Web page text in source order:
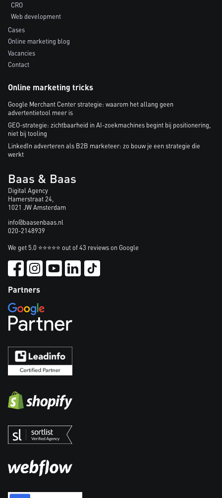
CRO
Web development
Cases
Online marketing blog
Vacancies
Contact
Online marketing tricks
Google Merchant Center strategie: waarom het allang geen
advertentietool meer is
GEO-strategie: zichtbaarheid in AI-zoekmachines begint bij positionering,
niet bij tooling
LinkedIn adverteren als B2B marketeer: zo bouw je een strategie die
werkt
Baas & Baas
Digital Agency
Hamerstraat 24,
1021 JW Amsterdam
info@baasenbaas.nl
020-2148939
We get 5.0 ⭐⭐⭐⭐⭐ out of 43 reviews on Google
Partners